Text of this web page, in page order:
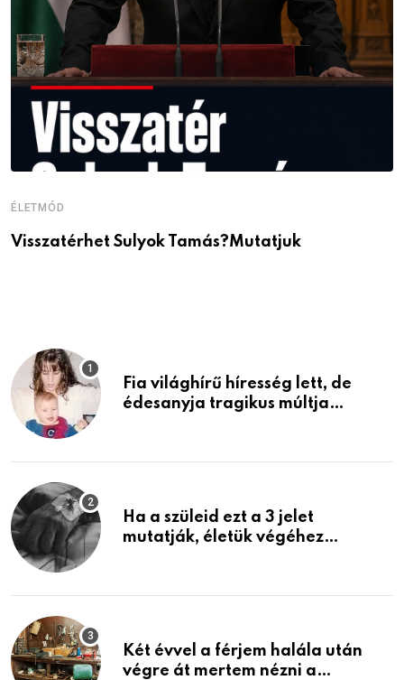
ÉLETMÓD
Visszatérhet Sulyok Tamás?Mutatjuk
Fia világhírű híresség lett, de
édesanyja tragikus múltja
Ha a szüleid ezt a 3 jelet
mutatják, életük végéhez
Két évvel a férjem halála után
végre át mertem nézni a